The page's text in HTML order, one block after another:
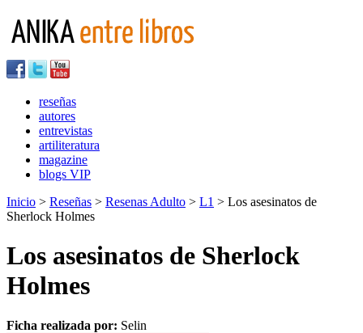
reseñas
autores
entrevistas
artiliteratura
magazine
blogs VIP
Inicio > Reseñas > Resenas Adulto > L1 > Los asesinatos de
Sherlock Holmes
Los asesinatos de Sherlock
Holmes
Ficha realizada por: Selin